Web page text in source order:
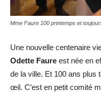
Mme Faure 100 printemps et
Une nouvelle centenaire
Odette Faure est née en
de la ville. Et 100 ans plus
œil. C’est en petit comité